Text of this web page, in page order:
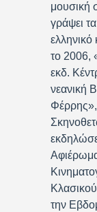
μουσική
γράψει
το 2006,
εκδ.
νεανική
Φέρρης»,
την